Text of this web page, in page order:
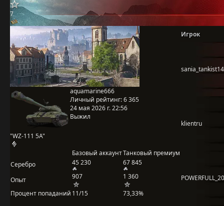
7
"WZ-111 5A"
aquamarine666
Личный рейтинг:6 365
24 мая 2026 г. 22:56
Выжил
Базовый аккаунтТанковый премиум
Серебро
45 230 67 845
Опыт 907
1 360
Процент попаданий 11/15 73,33%
Игрок
sania_tankist14
klientru